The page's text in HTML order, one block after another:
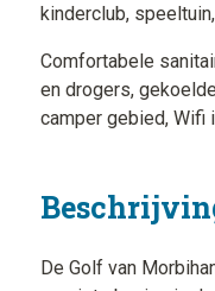
kinderclub,
Comfortabele
en drogers,
camper gebied, Wifi
De Golf van